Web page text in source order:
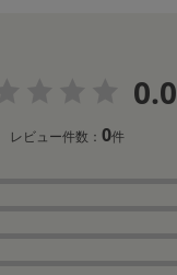
0.0
レビュー件数：0件